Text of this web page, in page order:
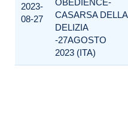
2023-
08-27
OBEDIENCE-
CASARSA DELLA
DELIZIA
-27AGOSTO
2023 (ITA)